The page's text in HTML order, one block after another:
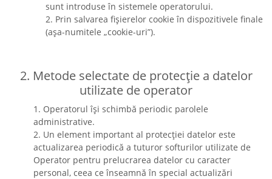
sunt introduse în sistemele operatorului.
2. Prin salvarea fișierelor cookie în dispozitivele finale
(așa-numitele „cookie-uri”).
2. Metode selectate de protecție a datelor
utilizate de operator
1. Operatorul își schimbă periodic parolele
administrative.
2. Un element important al protecției datelor este
actualizarea periodică a tuturor softurilor utilizate de
Operator pentru prelucrarea datelor cu caracter
personal, ceea ce înseamnă în special actualizări